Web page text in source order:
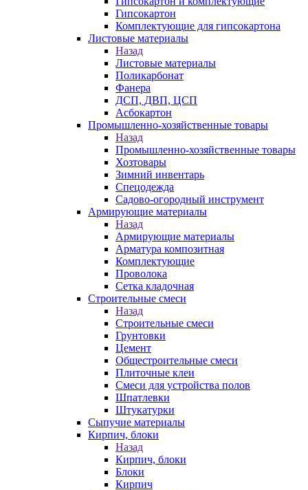
Гипсокартон
Комплектующие для гипсокартона
Листовые материалы
Назад
Листовые материалы
Поликарбонат
Фанера
ДСП, ДВП, ЦСП
Асбокартон
Промышленно-хозяйственные товары
Назад
Промышленно-хозяйственные товары
Хозтовары
Зимний инвентарь
Спецодежда
Садово-огородный инструмент
Армирующие материалы
Назад
Армирующие материалы
Арматура композитная
Комплектующие
Проволока
Сетка кладочная
Строительные смеси
Назад
Строительные смеси
Грунтовки
Цемент
Общестроительные смеси
Плиточные клеи
Смеси для устройства полов
Шпатлевки
Штукатурки
Сыпучие материалы
Кирпич, блоки
Назад
Кирпич, блоки
Блоки
Кирпич